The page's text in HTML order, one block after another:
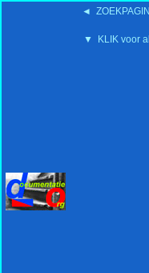
◄
▼ KLIK voor
'15:19 19-2-2008